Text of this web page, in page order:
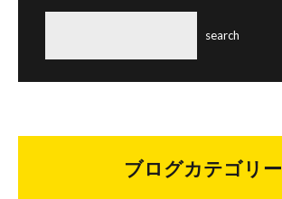
ブログカテゴリー